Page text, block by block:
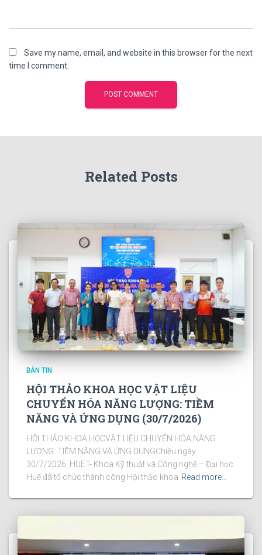
Save my name, email, and website in this browser for the next
time I comment.
Related Posts
BẢN TIN
HỘI THẢO KHOA HỌC VẬT LIỆU
CHUYỂN HÓA NĂNG LƯỢNG: TIỀM
NĂNG VÀ ỨNG DỤNG (30/7/2026)
HỘI THẢO KHOA HỌCVẬT LIỆU CHUYỂN HÓA NĂNG
LƯỢNG: TIỀM NĂNG VÀ ỨNG DỤNGChiều ngày
30/7/2026, HUET- Khoa Kỹ thuật và Công nghệ – Đại học
Huế đã tổ chức thành công Hội thảo khoa Read more…